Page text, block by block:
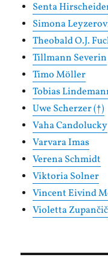
Senta
Simona
Theobald O.J.
Tillmann Severin
Timo Möller
Tobias
Uwe Scherzer (†)
Vaha Candolucky
Varvara Imas
Verena Schmidt
Viktoria Solner
Vincent Eivind
Violetta Zupančič